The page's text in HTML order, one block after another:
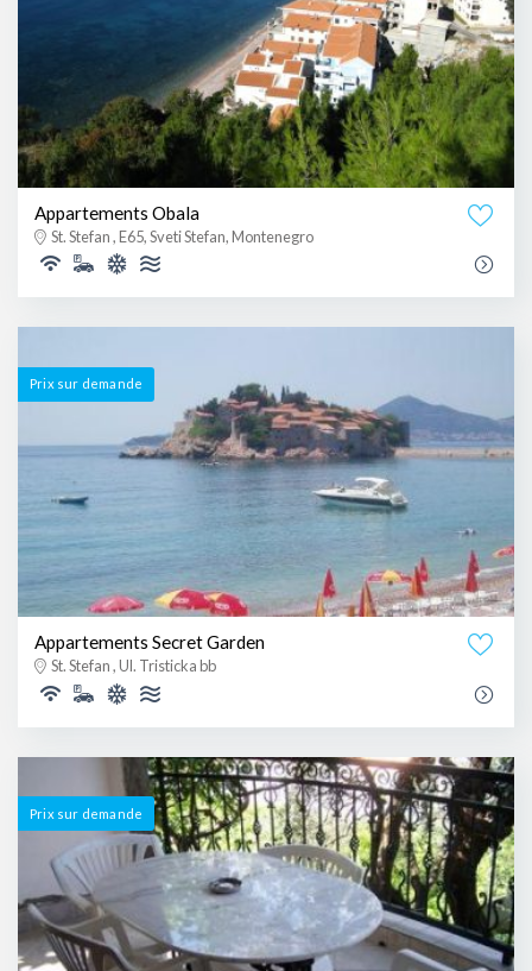
Appartements Obala
St. Stefan , E65, Sveti Stefan, Montenegro
Prix ​​sur demande
Appartements Secret Garden
St. Stefan , Ul. Tristicka bb
Prix ​​sur demande